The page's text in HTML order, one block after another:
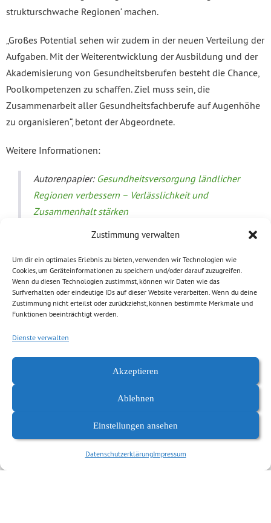
Zustimmung verwalten
Um dir ein optimales Erlebnis zu bieten, verwenden wir Technologien wie
Cookies, um Geräteinformationen zu speichern und/oder darauf zuzugreifen.
Wenn du diesen Technologien zustimmst, können wir Daten wie das
Surfverhalten oder eindeutige IDs auf dieser Website verarbeiten. Wenn du deine
Zustimmung nicht erteilst oder zurückziehst, können bestimmte Merkmale und
Funktionen beeinträchtigt werden.
Dienste verwalten
Akzeptieren
Ablehnen
Einstellungen ansehen
DatenschutzerklärungImpressum
strukturschwache Regionen‘ machen.
„Großes Potential sehen wir zudem in der neuen Verteilung der
Aufgaben. Mit der Weiterentwicklung der Ausbildung und der
Akademisierung von Gesundheitsberufen besteht die Chance,
Poolkompetenzen zu schaffen. Ziel muss sein, die
Zusammenarbeit aller Gesundheitsfachberufe auf Augenhöhe
zu organisieren“, betont der Abgeordnete.
Weitere Informationen:
Autorenpapier: Gesundheitsversorgung ländlicher
Regionen verbessern – Verlässlichkeit und
Zusammenhalt stärken
Die Autorinnen und Autoren des Papiers sind: Manne Lucha
MdL (BÜNDNIS 90/DIE GRÜNEN Landtag Baden-Württemberg),
Ursula Nonnemacher MdL (Fraktionsvorsitzende und
Sprecherin für Gesundheit, BÜNDNIS 90/DIE GRÜNEN Landtag
Brandenburg), Dr. Kirsten Kappert-Gonther MdB (Obfrau im
Ausschuss für Gesundheit, BÜNDNIS 90/DIE GRÜNEN
Bundestagsfraktion), Volkmar Zschocke MdL (Sprecher für
Babett Pfefferlein MdL (Sprecherin für Gesundheit, BÜNDNIS
90/DIE GRÜNEN Landtag Thüringen), Maria Klein-Schmeink
MdB (Sprecherin für Gesundheit, BÜNDNIS 90/DIE GRÜNEN
für Pflegepolitik, BÜNDNIS 90/DIE GRÜNEN
Bundestagsfraktion)